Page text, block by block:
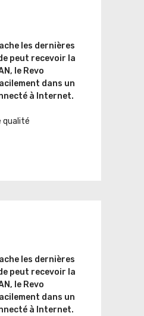
les dernières
peut recevoir la
le Revo
dans un
à Internet.
qualité
les dernières
peut recevoir la
le Revo
dans un
à Internet.